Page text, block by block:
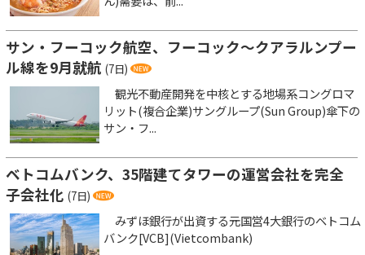
サン・フーコック航空、フーコック～クアラルンプー
ル線を9月就航 (7日)
観光不動産開発を中核とする地場系コングロマ
リット(複合企業)サングループ(Sun Group)傘下の
サン・フ...
ベトコムバンク、35階建てタワーの運営会社を完全
子会社化 (7日)
みずほ銀行が出資する元国営4大銀行のベトコム
バンク[VCB](Vietcombank)